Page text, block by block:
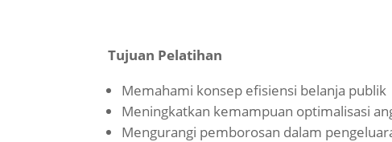
Tujuan Pelatihan
Memahami konsep efisiensi belanja publik
Meningkatkan kemampuan optimalisasi
Mengurangi pemborosan dalam